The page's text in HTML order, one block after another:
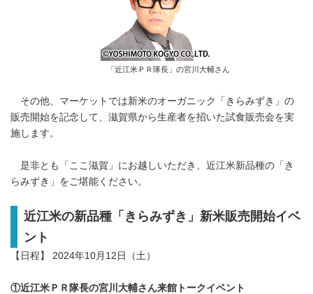
「近江米ＰＲ隊長」の宮川大輔さん
その他、マーケットでは新米のオーガニック「きらみずき」の
販売開始を記念して、滋賀県から生産者を招いた試食販売会を実
施します。
是非とも「ここ滋賀」にお越しいただき、近江米新品種の「き
らみずき」をご堪能ください。
近江米の新品種「きらみずき」新米販売開始イベ
ント
【日程】 2024年10月12日（土）
①近江米ＰＲ隊長の宮川大輔さん来館トークイベント